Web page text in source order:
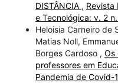
DISTÂNCIA , Revista
e Tecnológica: v. 2
Heloisia Carneiro de
Matias Noll,
Borges Cardoso , Os
professores em
Pandemia de Covid-